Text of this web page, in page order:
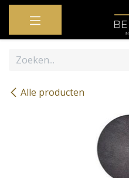
OVERSLAAN NAAR INHOUD
Alle producten